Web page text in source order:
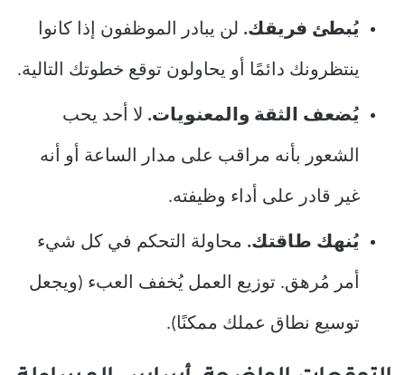
يُبطئ فريقك. لن يبادر الموظفون إذا كانوا
ينتظرونك دائمًا أو يحاولون توقع خطوتك التالية.
يُضعف الثقة والمعنويات. لا أحد يحب
الشعور بأنه مراقب على مدار الساعة أو أنه
غير قادر على أداء وظيفته.
يُنهك طاقتك. محاولة التحكم في كل شيء
أمر مُرهق. توزيع العمل يُخفف العبء (ويجعل
توسيع نطاق عملك ممكنًا).